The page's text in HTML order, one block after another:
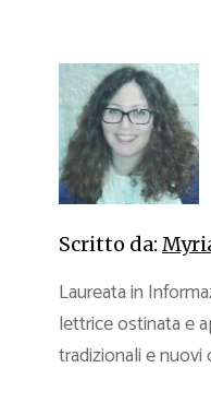
Scritto da:
Laureata in
lettrice ostinata e
tradizionali e nuovi